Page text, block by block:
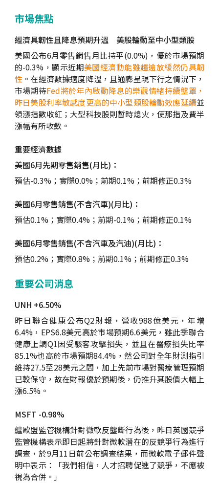
市場焦點
經濟具韌性且降息預期升溫 美股輪動至中小型類股
美國公布6月零售銷售月比持平(0.0%)，優於市場預期
的-0.3%，顯示近期美國經濟動能雖趨逾放緩然仍具韌
性 。在經濟數據適度降溫，且通膨呈現下行之情況下，
市場期待Fed將於年內啟動降息的樂觀情緒持續壟罩，
昨日美股利率敏感度更高的中小型類股輪動效應延續並
領漲指數收紅；大型科技股則暫時熄火，使那指及費半
漲幅有所收斂。
重要經濟數據
美國6月先期零售銷售(月比)：
預估-0.3%；實際0.0%；前期0.1%；前期修正0.3%
美國6月零售銷售(不含汽車)(月比)：
預估0.1%；實際0.4%；前期-0.1%；前期修正0.1%
美國6月零售銷售(不含汽車及汽油)(月比)：
預估0.2%；實際0.8%；前期0.1%；前期修正0.3%
重要公司消息
UNH +6.50%
昨日聯合健康公布Q2財報，營收988億美元，年增
6.4%，EPS6.8美元高於市場預期6.6美元，雖此季聯合
健康上調Q1因受駭客攻擊損失，並且在醫療損失比率
85.1%也高於市場預期84.4%，然公司對全年財測指引
維持27.5至28美元之間，加上先前市場對醫療管理預期
已較保守，故在財報優於預期後，仍推升其股價大幅上
漲6.5%。
MSFT -0.98%
繼歐盟監管機構針對微軟反壟斷行為後，昨日英國競爭
監管機構表示即日起將針對微軟潛在的反競爭行為進行
調查，於9月11日前公布調查結果，而微軟電子郵件聲
明中表示：「我們相信，人才招聘促進了競爭，不應被
視為合併。」